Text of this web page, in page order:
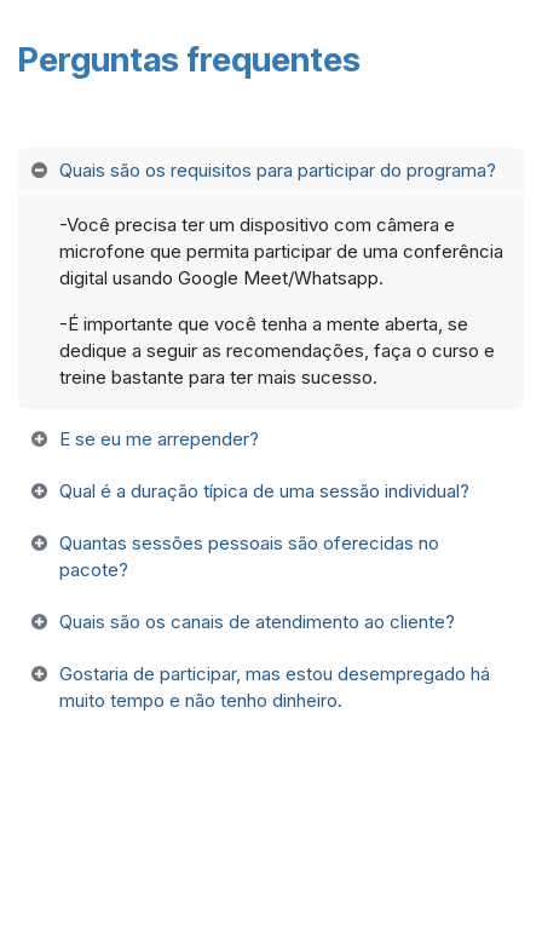
Perguntas frequentes
Quais são os requisitos para participar do programa?
-Você precisa ter um dispositivo com câmera e
microfone que permita participar de uma conferência
digital usando Google Meet/Whatsapp.
-É importante que você tenha a mente aberta, se
dedique a seguir as recomendações, faça o curso e
treine bastante para ter mais sucesso.
E se eu me arrepender?​
Qual é a duração típica de uma sessão individual?
Quantas sessões pessoais são oferecidas no
pacote?
Quais são os canais de atendimento ao cliente?
Gostaria de participar, mas estou desempregado há
muito tempo e não tenho dinheiro.